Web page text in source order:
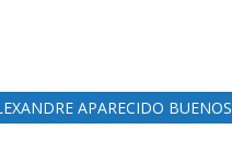
APARECIDO BUENOS